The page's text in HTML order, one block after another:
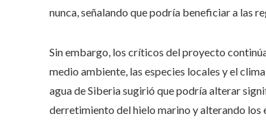
nunca, señalando que podría beneficiar a las
Sin embargo, los críticos del proyecto
medio ambiente, las especies locales y el
agua de Siberia sugirió que podría alterar
derretimiento del hielo marino y alterando los